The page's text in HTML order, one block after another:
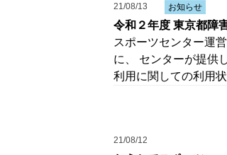
21/08/13 お知らせ
令和２年度 東京都障
スポーツセンター運
に、 センターが提供
利用に関しての利用
21/08/12